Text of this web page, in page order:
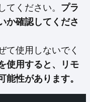
てください。 プラ
か確認してくださ
て使用しないでく
使用すると、リモ
能性があります。